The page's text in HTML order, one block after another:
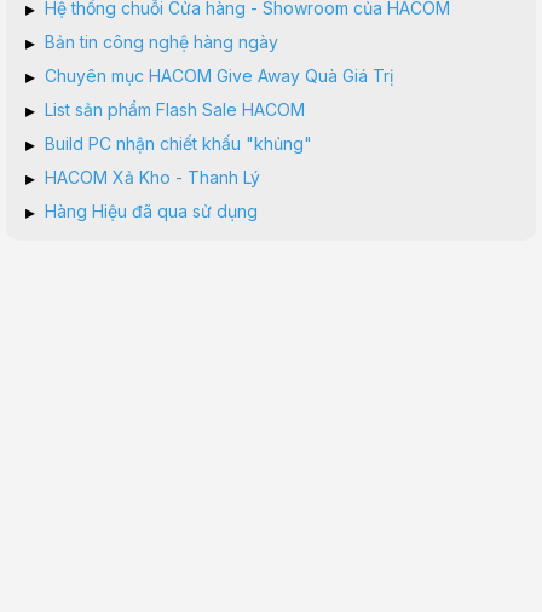
▸ Hệ thống chuỗi Cửa hàng - Showroom của HACOM
▸ Bản tin công nghệ hàng ngày
▸ Chuyên mục HACOM Give Away Quà Giá Trị
▸ List sản phẩm Flash Sale HACOM
▸ Build PC nhận chiết khấu "khủng"
▸ HACOM Xả Kho - Thanh Lý
▸ Hàng Hiệu đã qua sử dụng